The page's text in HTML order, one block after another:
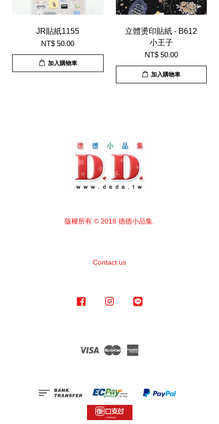
JR貼紙1155
NT$ 50.00
加入購物車
立體燙印貼紙 - B612
小王子
NT$ 50.00
加入購物車
版權所有 © 2018 德德小品集.
Contact us
Facebook Instagram
Visa Master